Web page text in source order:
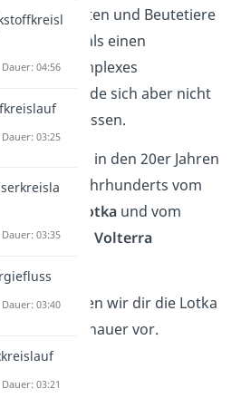
Beutearten und Beutetiere
auch mehr als einen
Ein komplexes
würde sich aber nicht
berechnen lassen.
wurden in den 20er Jahren
Jahrhunderts vom
Alfred Lotka und vom
Vito Volterra
stellen wir dir die Lotka
Regeln genauer vor.
04:56
03:25
03:35
03:40
03:21